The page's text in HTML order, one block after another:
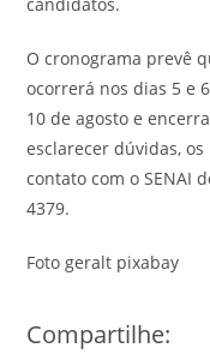
O cronograma prevê
ocorrerá nos dias 5 e
10 de agosto e
esclarecer dúvidas,
contato com o SENAI
4379.
Foto geralt pixabay
Compartilhe: